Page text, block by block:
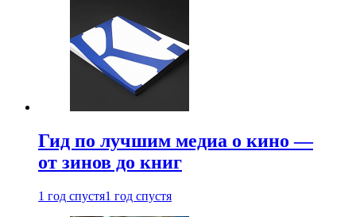
Гид по лучшим медиа о кино —
от зинов до книг
1 год спустя1 год спустя